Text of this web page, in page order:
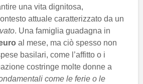
una vita dignitosa,
attuale caratterizzato da un
. Una famiglia guadagna in
al mese, ma ciò spesso non
basilari, come l’affitto o i
costringe molte donne a
come le ferie o le